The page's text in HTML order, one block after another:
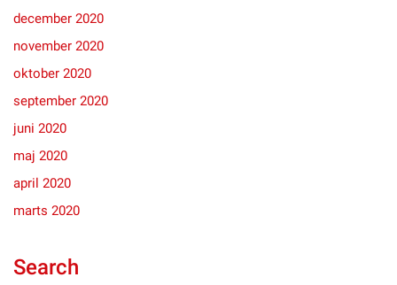
december 2020
november 2020
oktober 2020
september 2020
juni 2020
maj 2020
april 2020
marts 2020
Search